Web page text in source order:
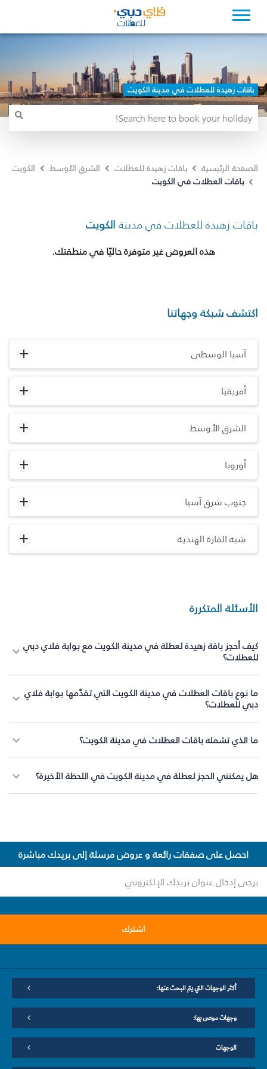
باقات زهيدة للعطلات في مدينة الكويت
الصفحة الرئيسية باقات زهيدة للعطلات الشرق الأوسط
الكويت
باقات العطلات في الكويت
باقات زهيدة للعطلات في مدينة الكويت
هذه العروض غير متوفرة حاليًا في منطقتك.
اكتشف شبكة وجهاتنا
آسيا الوسطى
أفريقيا
الشرق الأوسط
أوروبا
جنوب شرق آسيا
شبه القارة الهندية
الأسئلة المتكررة
كيف أحجز باقة زهيدة لعطلة في مدينة الكويت مع بوابة فلاي دبي
للعطلات؟
ما نوع باقات العطلات في مدينة الكويت التي تقدّمها بوابة فلاي
دبي للعطلات؟
ما الذي تشمله باقات العطلات في مدينة الكويت؟
هل يمكنني الحجز لعطلة في مدينة الكويت في اللحظة الأخيرة؟
احصل على صفقات رائعة و عروض مرسلة إلى بريدك مباشرة
اشترك
أكثر الوجهات التي يتم البحث عنها:
وجهات موصى بها:
الوجهات